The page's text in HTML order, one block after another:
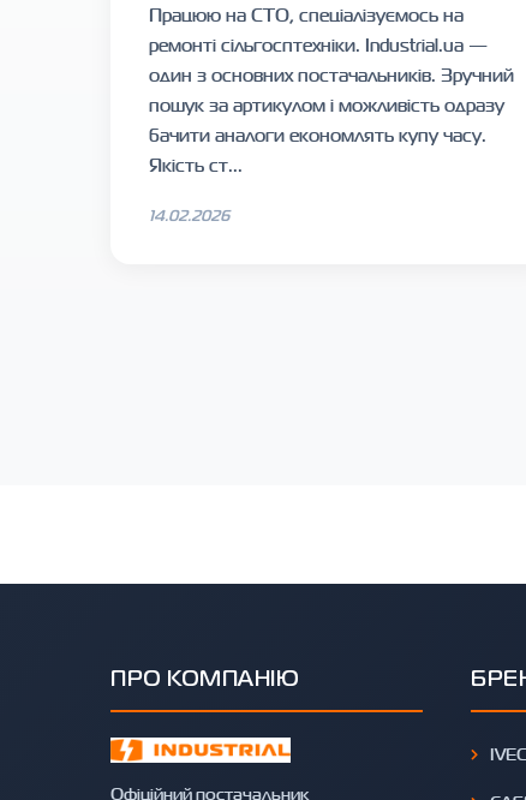
Працюю на СТО, спеціалізуємось на
ремонті сільгосптехніки. Industrial.ua —
один з основних постачальників. Зручний
пошук за артикулом і можливість одразу
бачити аналоги економлять купу часу.
Якість ст...
14.02.2026
ПРО КОМПАНІЮ
Офіційний постачальник